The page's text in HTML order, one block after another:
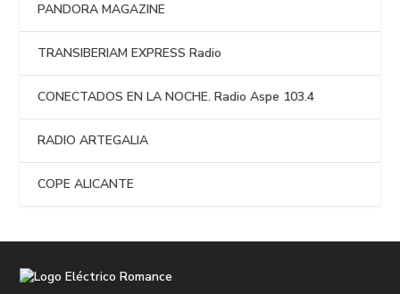
PANDORA MAGAZINE
TRANSIBERIAM EXPRESS Radio
CONECTADOS EN LA NOCHE. Radio Aspe 103.4
RADIO ARTEGALIA
COPE ALICANTE